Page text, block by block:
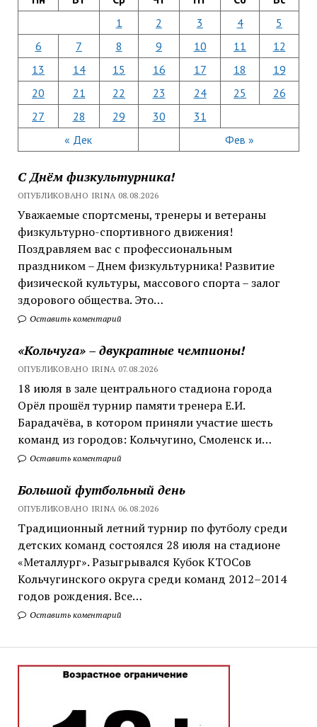
« Дек Фев »
1 2 3 4
5
6
7 8 9 10 11
12
13
14 15 16 17 18
19
20
21 22 23 24 25
26
27
28 29 30 31
С Днём физкультурника!
ОПУБЛИКОВАНО IRINA 08.08.2026
Уважаемые спортсмены, тренеры и ветераны
физкультурно-спортивного движения!
Поздравляем вас с профессиональным
праздником – Днем физкультурника! Развитие
физической культуры, массового спорта – залог
здорового общества. Это…
Оставить коментарий
«Кольчуга» – двукратные чемпионы!
ОПУБЛИКОВАНО IRINA 07.08.2026
18 июля в зале центрального стадиона города
Орёл прошёл турнир памяти тренера Е.И.
Барадачёва, в котором приняли участие шесть
команд из городов: Кольчугино, Смоленск и…
Оставить коментарий
Большой футбольный день
ОПУБЛИКОВАНО IRINA 06.08.2026
Традиционный летний турнир по футболу среди
детских команд состоялся 28 июля на стадионе
«Металлург». Разыгрывался Кубок КТОСов
Кольчугинского округа среди команд 2012–2014
годов рождения. Все…
Оставить коментарий